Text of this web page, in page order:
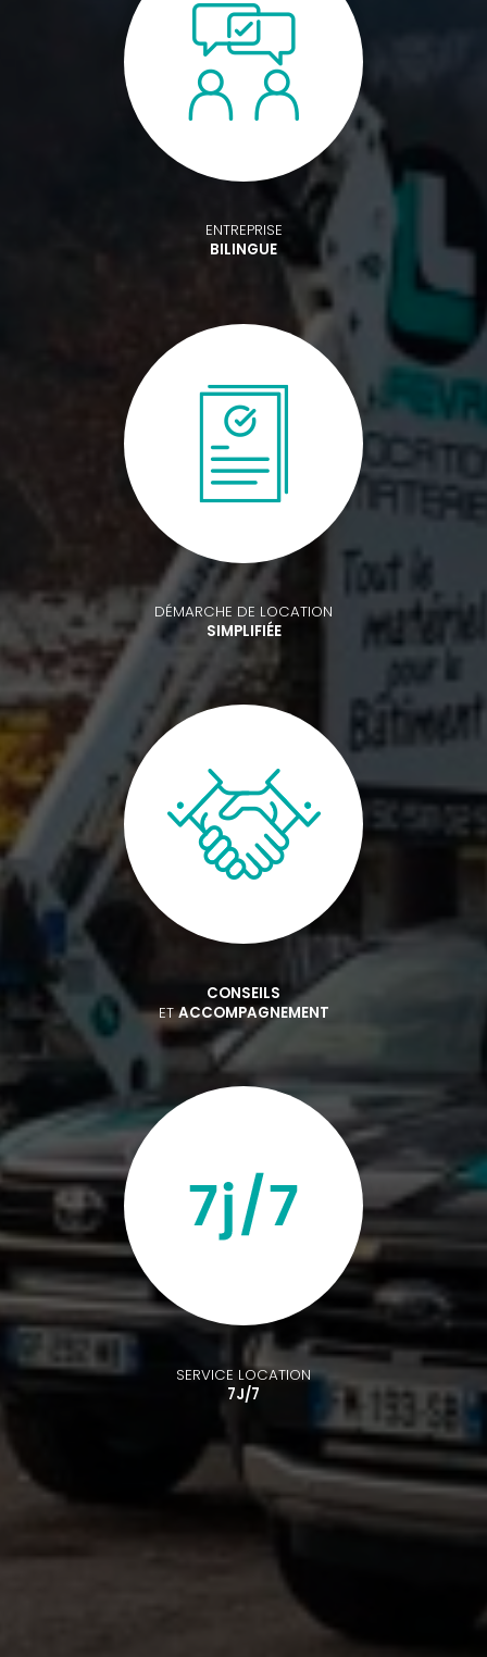
ENTREPRISE
BILINGUE
DÉMARCHE DE LOCATION
SIMPLIFIÉE
CONSEILS
ETACCOMPAGNEMENT
SERVICE LOCATION
7J/7